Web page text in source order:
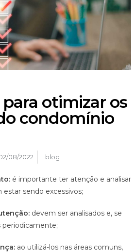
otimizar os
condomínio
08/2022 blog
é importante ter atenção e analisar
sendo excessivos;
devem ser analisados e, se
periodicamente;
ao utilizá-los nas áreas comuns,